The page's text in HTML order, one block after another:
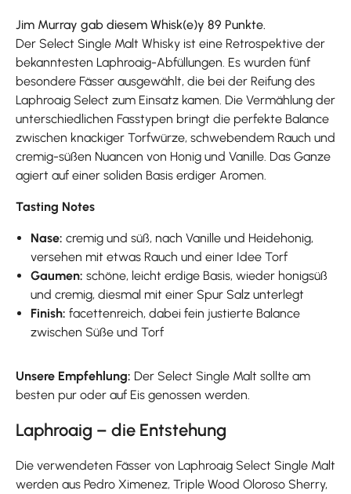
Jim Murray gab diesem Whisk(e)y 89 Punkte.
Der Select Single Malt Whisky ist eine Retrospektive der
bekanntesten Laphroaig-Abfüllungen. Es wurden fünf
besondere Fässer ausgewählt, die bei der Reifung des
Laphroaig Select zum Einsatz kamen. Die Vermählung der
unterschiedlichen Fasstypen bringt die perfekte Balance
zwischen knackiger Torfwürze, schwebendem Rauch und
cremig-süßen Nuancen von Honig und Vanille. Das Ganze
agiert auf einer soliden Basis erdiger Aromen.
Tasting Notes
Nase: cremig und süß, nach Vanille und Heidehonig,
versehen mit etwas Rauch und einer Idee Torf
Gaumen: schöne, leicht erdige Basis, wieder honigsüß
und cremig, diesmal mit einer Spur Salz unterlegt
Finish: facettenreich, dabei fein justierte Balance
zwischen Süße und Torf
Unsere Empfehlung: Der Select Single Malt sollte am
besten pur oder auf Eis genossen werden.
Laphroaig – die Entstehung
Die verwendeten Fässer von Laphroaig Select Single Malt
werden aus Pedro Ximenez, Triple Wood Oloroso Sherry,